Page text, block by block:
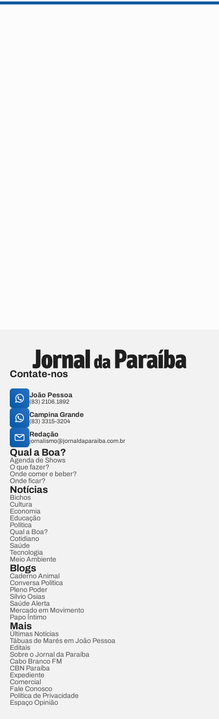
Contate-nos
João Pessoa
(83) 2106.1892
Campina Grande
(83) 3315-3204
Redação
jornalismo@jornaldaparaiba.com.br
Qual a Boa?
Agenda de Shows
O que fazer?
Onde comer e beber?
Onde ficar?
Notícias
Bichos
Cultura
Economia
Educação
Política
Qual a Boa?
Cotidiano
Saúde
Tecnologia
Meio Ambiente
Blogs
Caderno Animal
Conversa Política
Pleno Poder
Sílvio Osias
Saúde Alerta
Mercado em Movimento
Papo Íntimo
Mais
Últimas Notícias
Tábuas de Marés em João Pessoa
Editais
Sobre o Jornal da Paraíba
Cabo Branco FM
CBN Paraíba
Expediente
Comercial
Fale Conosco
Política de Privacidade
Espaço Opinião